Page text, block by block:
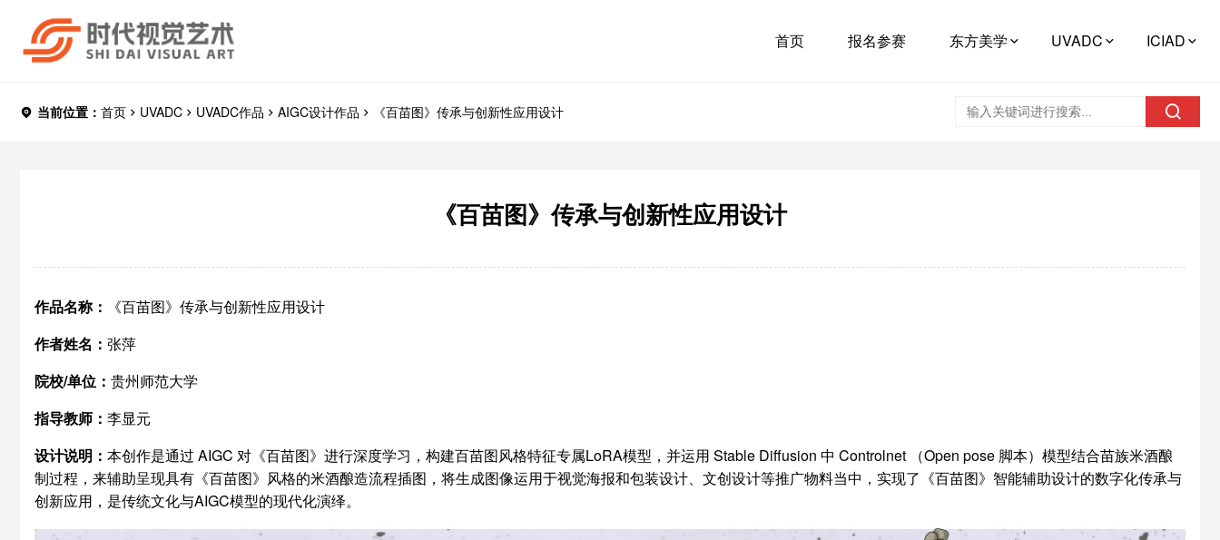
首页 报名参赛 东方美学 UVADC ICIAD
当前位置： 首页 UVADC UVADC作品 AIGC设计作品 《百苗图》传承与创新性应用设计
《百苗图》传承与创新性应用设计
作品名称：
《百苗图》传承与创新性应用设计
作者姓名： 张萍
院校/单位： 贵州师范大学
指导教师： 李显元
设计说明： 本创作是通过 AIGC 对《百苗图》进行深度学习，构建百苗图风格特征专属LoRA模型，并运用 Stable Diffusion 中 Controlnet （Open pose 脚本）模型结合苗族米酒酿
制过程，来辅助呈现具有《百苗图》风格的米酒酿造流程插图，将生成图像运用于视觉海报和包装设计、文创设计等推广物料当中，实现了《百苗图》智能辅助设计的数字化传承与
创新应用，是传统文化与AIGC模型的现代化演绎。